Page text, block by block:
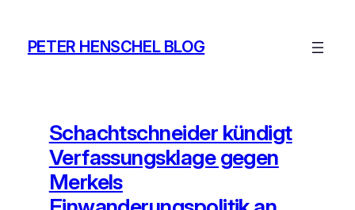
springen
PETER HENSCHEL BLOG
Schachtschneider kündigt
Verfassungsklage gegen
Merkels